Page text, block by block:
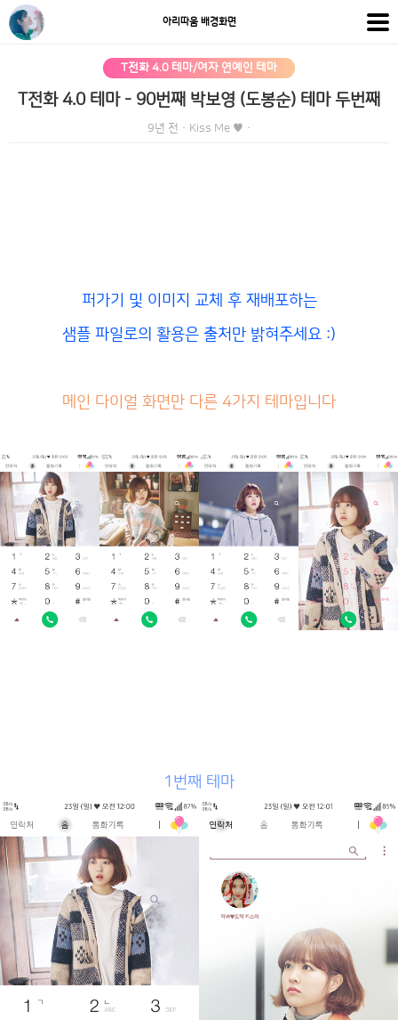
아리따움 배경화면
T전화 4.0 테마/여자 연예인 테마
T전화 4.0 테마 - 90번째 박보영 (도봉순) 테마 두번째
9년 전 · Kiss Me ♥ ·
퍼가기 및 이미지 교체 후 재배포하는
샘플 파일로의 활용은 출처만 밝혀주세요 :)
메인 다이얼 화면만 다른 4가지 테마입니다
1번째 테마